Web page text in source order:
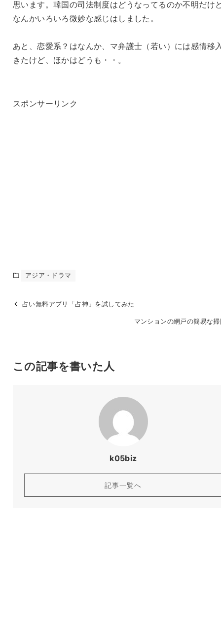
思います。韓国の司法制度はどうなってるのか不明だけ
なんかいろいろ微妙な感じはしました。
あと、恋愛系？はなんか、マ弁護士（若い）には感情移
きたけど、ほかはどうも・・。
スポンサーリンク
アジア・ドラマ
占い無料アプリ「占神」を試してみた
マンションの網戸の簡易な
この記事を書いた人
k05biz
記事一覧へ